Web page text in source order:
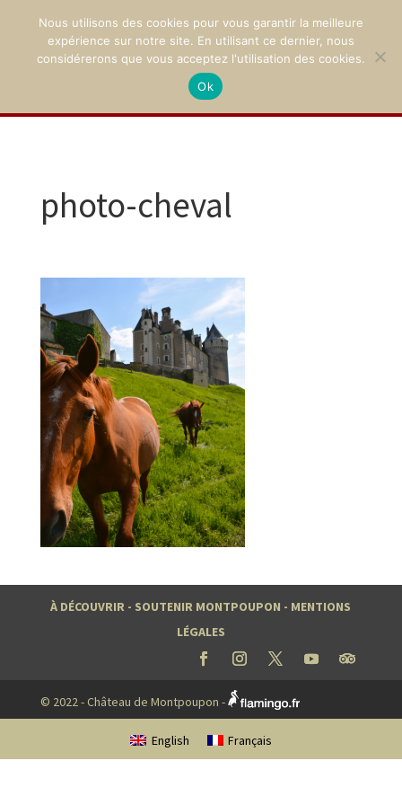
02 47 94 21 15
photo-cheval
À DÉCOUVRIR - SOUTENIR MONTPOUPON - MENTIONS
LÉGALES
© 2022 - Château de Montpoupon -
English Français
Nous utilisons des cookies pour vous garantir la meilleure
expérience sur notre site. En utilisant ce dernier, nous
considérerons que vous acceptez l'utilisation des cookies.
Ok